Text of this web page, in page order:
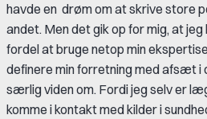
havde en drøm om at skrive store
andet. Men det gik op for mig, at
fordel at bruge netop min
definere min forretning med afsæt i
særlig viden om. Fordi jeg selv er
komme i kontakt med kilder i